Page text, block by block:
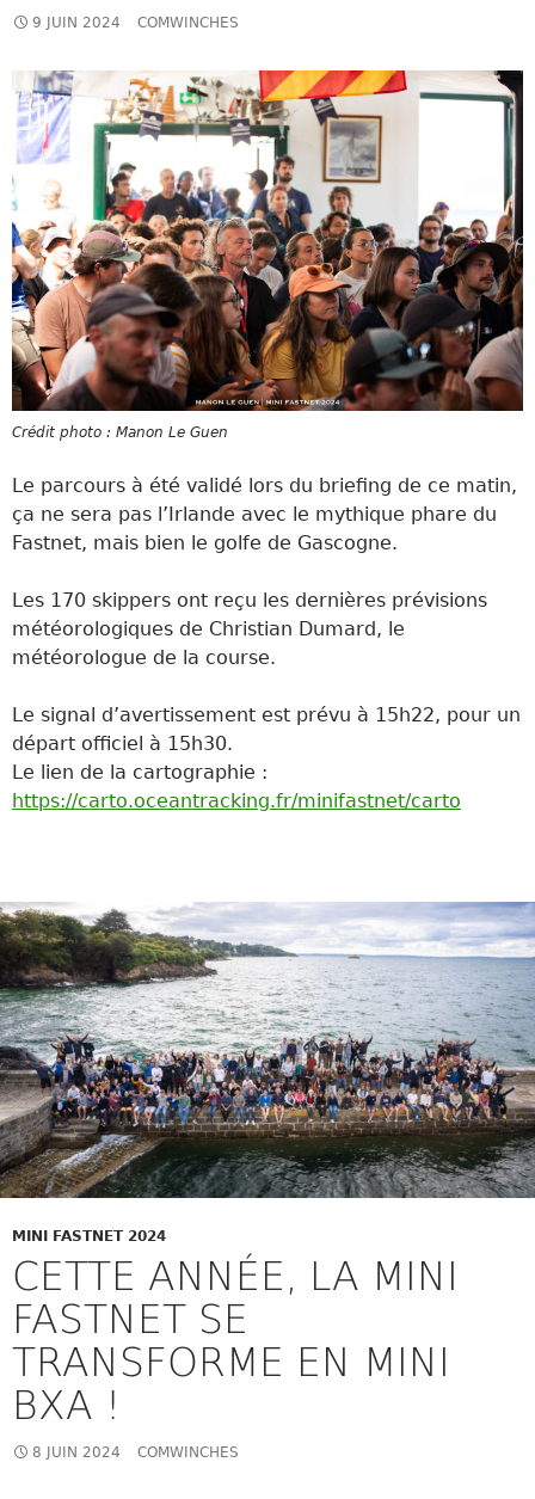
9 JUIN 2024 COMWINCHES
Crédit photo : Manon Le Guen
Le parcours à été validé lors du briefing de ce matin,
ça ne sera pas l’Irlande avec le mythique phare du
Fastnet, mais bien le golfe de Gascogne.
Les 170 skippers ont reçu les dernières prévisions
météorologiques de Christian Dumard, le
météorologue de la course.
Le signal d’avertissement est prévu à 15h22, pour un
départ officiel à 15h30.
Le lien de la cartographie :
https://carto.oceantracking.fr/minifastnet/carto
MINI FASTNET 2024
CETTE ANNÉE, LA MINI
FASTNET SE
TRANSFORME EN MINI
BXA !
8 JUIN 2024 COMWINCHES